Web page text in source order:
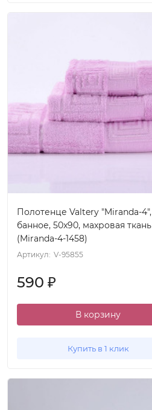
Полотенце Valtery "Miranda-4",
банное, 50x90, махровая ткань
(Miranda-4-1458)
Артикул: V-95855
590₽
В корзину
Купить в 1 клик